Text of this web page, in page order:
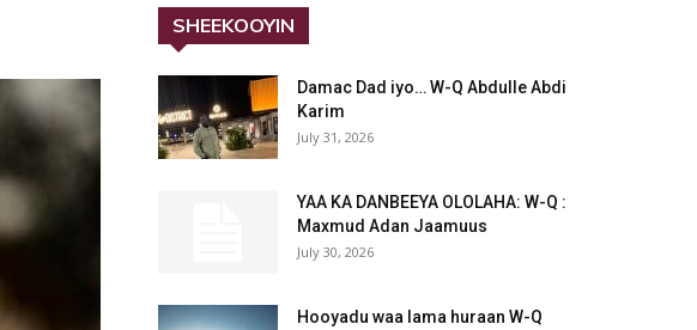
SHEEKOOYIN
Damac Dad iyo… W-Q Abdulle Abdi
Karim
July 31, 2026
YAA KA DANBEEYA OLOLAHA: W-Q :
Maxmud Adan Jaamuus
July 30, 2026
Hooyadu waa lama huraan W-Q